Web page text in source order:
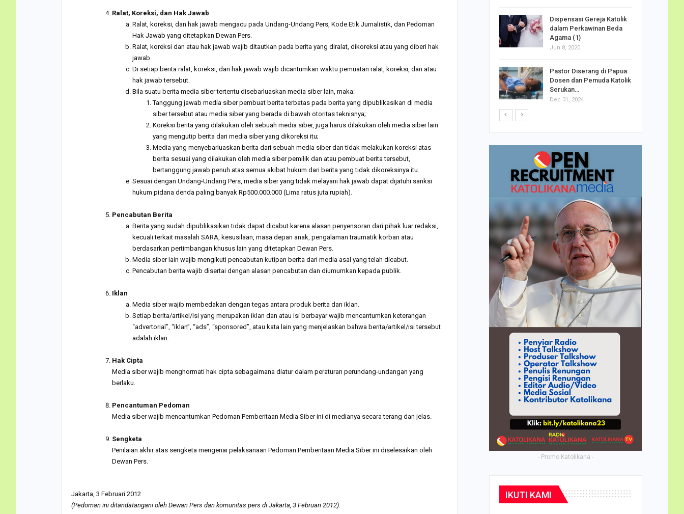
Ralat, Koreksi, dan Hak Jawab
Ralat, koreksi, dan hak jawab mengacu pada Undang-Undang Pers, Kode Etik Jurnalistik, dan Pedoman
Hak Jawab yang ditetapkan Dewan Pers.
Ralat, koreksi dan atau hak jawab wajib ditautkan pada berita yang diralat, dikoreksi atau yang diberi hak
jawab.
Di setiap berita ralat, koreksi, dan hak jawab wajib dicantumkan waktu pemuatan ralat, koreksi, dan atau
hak jawab tersebut.
Bila suatu berita media siber tertentu disebarluaskan media siber lain, maka:
Tanggung jawab media siber pembuat berita terbatas pada berita yang dipublikasikan di media
siber tersebut atau media siber yang berada di bawah otoritas teknisnya;
Koreksi berita yang dilakukan oleh sebuah media siber, juga harus dilakukan oleh media siber lain
yang mengutip berita dari media siber yang dikoreksi itu;
Media yang menyebarluaskan berita dari sebuah media siber dan tidak melakukan koreksi atas
berita sesuai yang dilakukan oleh media siber pemilik dan atau pembuat berita tersebut,
bertanggung jawab penuh atas semua akibat hukum dari berita yang tidak dikoreksinya itu.
Sesuai dengan Undang-Undang Pers, media siber yang tidak melayani hak jawab dapat dijatuhi sanksi
hukum pidana denda paling banyak Rp500.000.000 (Lima ratus juta rupiah).
Pencabutan Berita
Berita yang sudah dipublikasikan tidak dapat dicabut karena alasan penyensoran dari pihak luar redaksi,
kecuali terkait masalah SARA, kesusilaan, masa depan anak, pengalaman traumatik korban atau
berdasarkan pertimbangan khusus lain yang ditetapkan Dewan Pers.
Media siber lain wajib mengikuti pencabutan kutipan berita dari media asal yang telah dicabut.
Pencabutan berita wajib disertai dengan alasan pencabutan dan diumumkan kepada publik.
Iklan
Media siber wajib membedakan dengan tegas antara produk berita dan iklan.
Setiap berita/artikel/isi yang merupakan iklan dan atau isi berbayar wajib mencantumkan keterangan
“advertorial”, “iklan”, “ads”, “sponsored”, atau kata lain yang menjelaskan bahwa berita/artikel/isi tersebut
adalah iklan.
Hak Cipta
Media siber wajib menghormati hak cipta sebagaimana diatur dalam peraturan perundang-undangan yang
berlaku.
Pencantuman Pedoman
Media siber wajib mencantumkan Pedoman Pemberitaan Media Siber ini di medianya secara terang dan jelas.
Sengketa
Penilaian akhir atas sengketa mengenai pelaksanaan Pedoman Pemberitaan Media Siber ini diselesaikan oleh
Dewan Pers.
Jakarta, 3 Februari 2012
(Pedoman ini ditandatangani oleh Dewan Pers dan komunitas pers di Jakarta, 3 Februari 2012).
Novena Tiga Salam Maria
sebagai Wamen
Dispensasi Gereja Katolik
dalam Perkawinan Beda
Agama (1)
Jun 8, 2020
Pastor Diserang di Papua:
Dosen dan Pemuda Katolik
Serukan…
Dec 31, 2024
- Promo Katolikana -
IKUTI KAMI